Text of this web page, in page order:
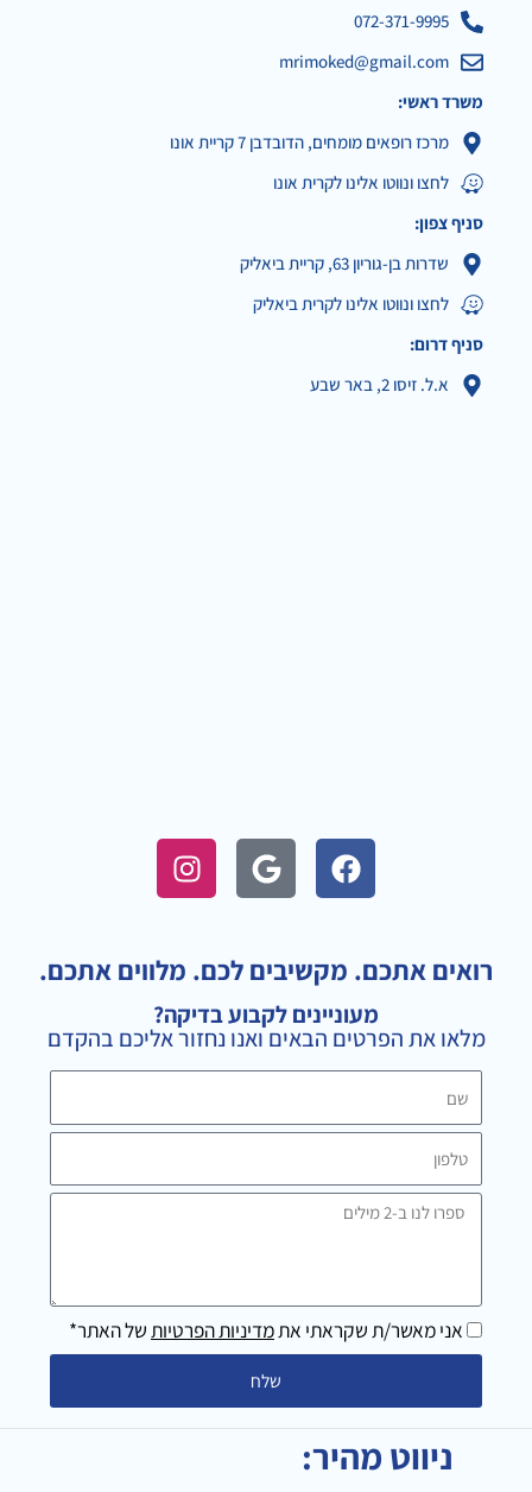
072-371-9995
mrimoked@gmail.com
משרד ראשי:
מרכז רופאים מומחים, הדובדבן 7 קריית אונו
לחצו ונווטו אלינו לקרית אונו
סניף צפון:
שדרות בן-גוריון 63, קריית ביאליק
לחצו ונווטו אלינו לקרית ביאליק
סניף דרום:
א.ל. זיסו 2, באר שבע
F
a
b
o
o
k
G
o
l
e
I
n
a
g
r
a
רואים אתכם. מקשיבים לכם. מלווים אתכם.
מעוניינים לקבוע בדיקה?
מלאו את הפרטים הבאים ואנו נחזור אליכם בהקדם
טלפון
ספרו
מילים
אני מאשר/ת שקראתי אתמדיניות הפרטיותשל האתר*
שלח
ניווט מהיר: